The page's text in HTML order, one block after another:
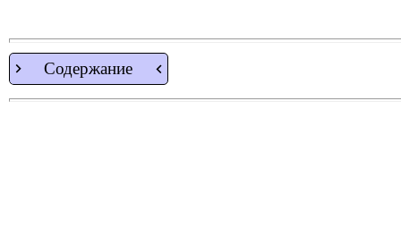
Содержание